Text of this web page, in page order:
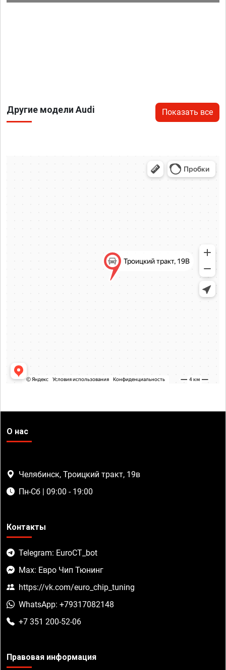
Другие модели Audi Показать все
О нас
Челябинск, Троицкий тракт, 19в
Пн-Сб | 09:00 - 19:00
Контакты
Telegram: EuroCT_bot
Max: Евро Чип Тюнинг
https://vk.com/euro_chip_tuning
WhatsApp: +79317082148
+7 351 200-52-06
Правовая информация